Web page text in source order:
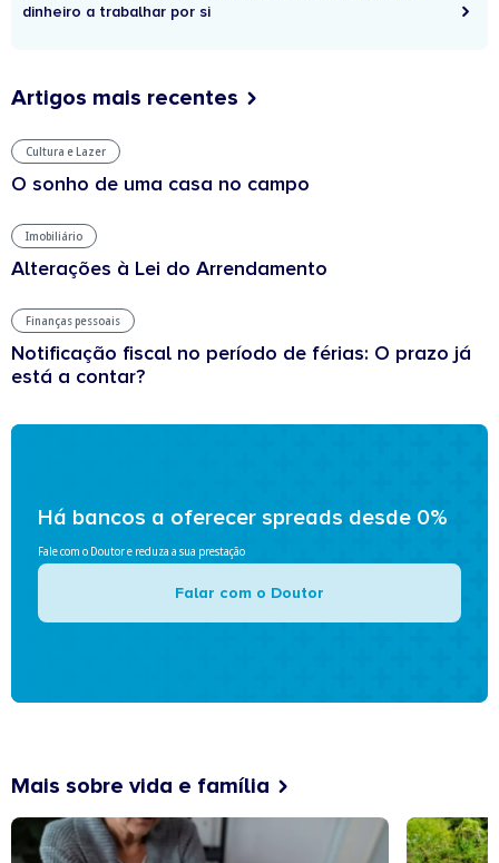
dinheiro a trabalhar por si
Artigos mais recentes
Cultura e Lazer
O sonho de uma casa no campo
Imobiliário
Alterações à Lei do Arrendamento
Finanças pessoais
Notificação fiscal no período de férias: O prazo já
está a contar?
Há bancos a oferecer spreads desde 0%
Fale com o Doutor e reduza a sua prestação
Falar com o Doutor
Mais sobre vida e família